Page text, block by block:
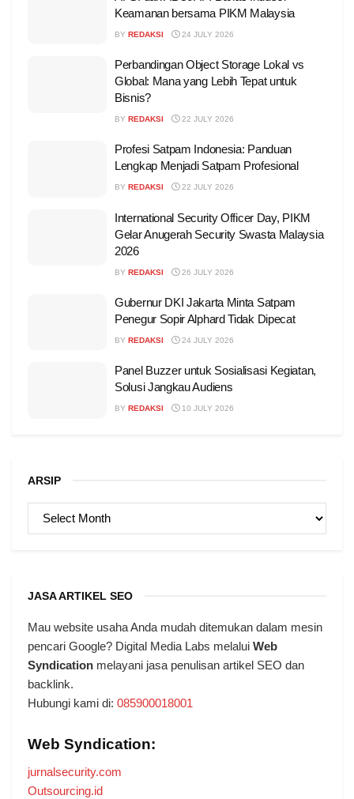
Keamanan bersama PIKM Malaysia
BY REDAKSI 24 JULY 2026
Perbandingan Object Storage Lokal vs
Global: Mana yang Lebih Tepat untuk
Bisnis?
BY REDAKSI 22 JULY 2026
Profesi Satpam Indonesia: Panduan
Lengkap Menjadi Satpam Profesional
BY REDAKSI 22 JULY 2026
International Security Officer Day, PIKM
Gelar Anugerah Security Swasta Malaysia
2026
BY REDAKSI 26 JULY 2026
Gubernur DKI Jakarta Minta Satpam
Penegur Sopir Alphard Tidak Dipecat
BY REDAKSI 24 JULY 2026
Panel Buzzer untuk Sosialisasi Kegiatan,
Solusi Jangkau Audiens
BY REDAKSI 10 JULY 2026
ARSIP
ARSIP
JASA ARTIKEL SEO
Mau website usaha Anda mudah ditemukan dalam mesin
pencari Google? Digital Media Labs melalui Web
Syndication melayani jasa penulisan artikel SEO dan
backlink.
Hubungi kami di: 085900018001
Web Syndication:
jurnalsecurity.com
Outsourcing.id